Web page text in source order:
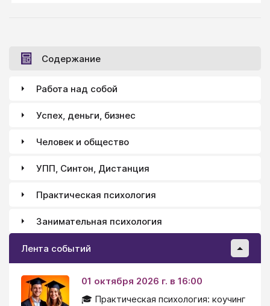
выигрыш в лотерею, рулетку или другую азартную
игру.
Содержание
Работа над собой
Успех, деньги, бизнес
Человек и общество
УПП, Синтон, Дистанция
Практическая психология
Занимательная психология
Лента событий
01 октября 2026 г. в 16:00
🎓 Практическая психология: коучинг